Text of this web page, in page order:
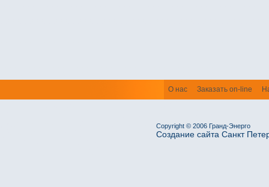
О нас Заказать on-line
Copyright © 2006 Гранд-Энерго
Создание сайта Санкт